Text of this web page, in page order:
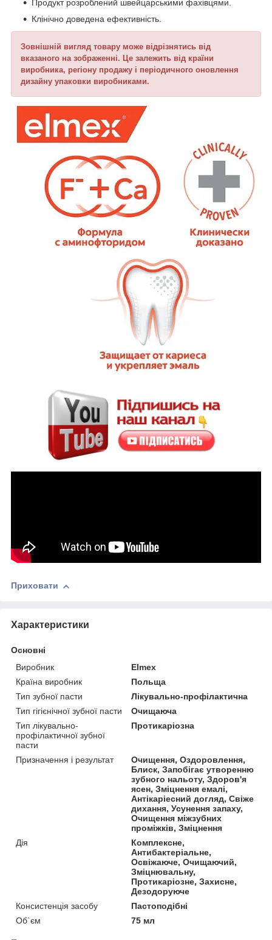
Продукт розроблений швейцарськими фахівцями.
Клінічно доведена ефективність.
Зовнішній вигляд товару може відрізнятись від
вказаного на зображенні. Це залежить від країни
виробника, регіону продажу і періодичного оновлення
дизайну упаковки виробниками.
Приховати
Характеристики
Основні
Виробник
Elmex
Країна виробник
Польща
Тип зубної пасти
Лікувально-профілактична
Тип гігієнічної зубної пасти
Очищаюча
Тип лікувально-
профілактичної зубної
пасти
Протикаріозна
Призначення і результат
Очищення, Оздоровлення,
Блиск, Запобігає утворенню
зубного нальоту, Здоров'я
ясен, Зміцнення емалі,
Антікаріесний догляд, Свіже
дихання, Усунення запаху,
Очищення міжзубних
проміжків, Зміцнення
Дія
Комплексне,
Антибактеріальне,
Освіжаюче, Очищаючий,
Зміцнювальну,
Протикаріозне, Захисне,
Дезодоруюче
Консистенція засобу
Пастоподібні
Об`єм
75 мл